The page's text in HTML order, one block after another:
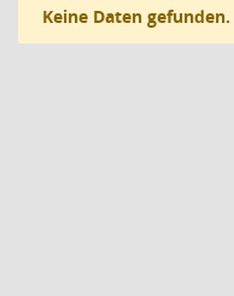
Keine Daten gefunden.